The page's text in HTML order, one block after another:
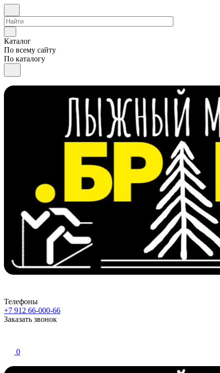
Каталог
По всему сайту
По каталогу
Телефоны
+7 912 66-000-66
Заказать звонок
0